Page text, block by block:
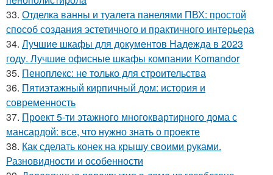
33. Отделка ванны и туалета панелями ПВХ: простой
способ создания эстетичного и практичного интерьера
34. Лучшие шкафы для документов Надежда в 2023
году. Лучшие офисные шкафы компании Komandor
35. Пеноплекс: не только для строительства
36. Пятиэтажный кирпичный дом: история и
современность
37. Проект 5-ти этажного многоквартирного дома с
мансардой: все, что нужно знать о проекте
38. Как сделать конек на крышу своими руками.
Разновидности и особенности